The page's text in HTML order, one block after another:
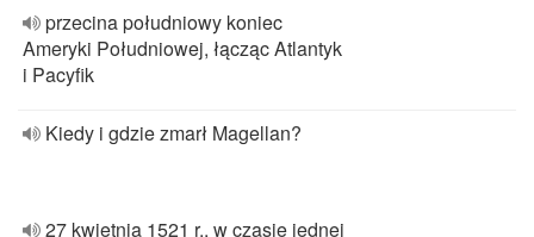
przecina południowy koniec
Ameryki Południowej, łącząc Atlantyk
i Pacyfik
Kiedy i gdzie zmarł Magellan?
27 kwietnia 1521 r., w czasie jednej